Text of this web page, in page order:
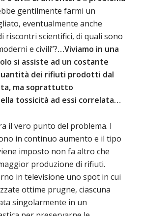
gentilmente farmi un
eventualmente anche
riscontri scientifici, di quali sono
e civili”?…Viviamo in una
si assiste ad un costante
dei rifiuti prodotti dal
ma soprattutto
tossicità ad essi correlata…
il vero punto del problema. I
in continuo aumento e il tipo
imposto non fa altro che
produzione di rifiuti.
in televisione uno spot in cui
ottime prugne, ciascuna
singolarmente in un